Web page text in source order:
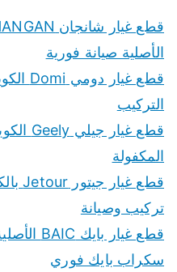
الأصلية صيانة فورية
التركيب
المكفولة
تركيب وصيانة
سكراب بايك فوري